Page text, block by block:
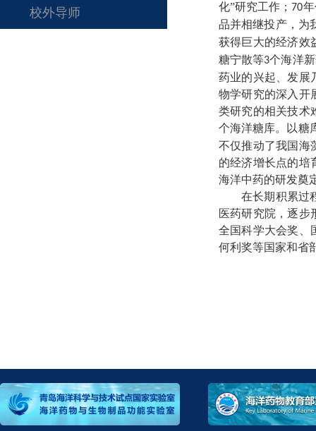
校外导师
化”研究工作；70
品并相继投产，为
获得巨大的经济效
糖宁散等3个海洋
药业的兴起、发展
物学研究的深入开
类研究的相关技术
个海洋糖库。以糖
不仅推动了我国海
的经济增长点的培
海洋中药的研发奠
在长期积累过
医药研究院，逐步
全国科学大会奖、
何利奖等国家和省